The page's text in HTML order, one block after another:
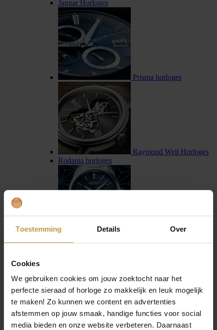
Toestemming Details Over
Cookies
We gebruiken cookies om jouw zoektocht naar het
perfecte sieraad of horloge zo makkelijk en leuk mogelijk
te maken! Zo kunnen we content en advertenties
afstemmen op jouw smaak, handige functies voor social
media bieden en onze website verbeteren. Daarnaast
Jaguar Horloges
Prisma horloges
Raymond Weil Horloges
Rodania horloges
Seiko Astron horloges
Sternglas horloges